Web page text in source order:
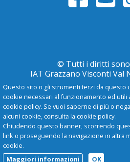
© Tutti i diritti
IAT Grazzano Visconti Val
Questo sito o gli strumenti terzi da questo
cookie necessari al funzionamento ed utili
cookie policy. Se vuoi saperne di più o
alcuni cookie, consulta la cookie policy.
Chiudendo questo banner, scorrendo
link o proseguendo la navigazione in altra
cookie.
Maggiori informazioni
OK
- A+